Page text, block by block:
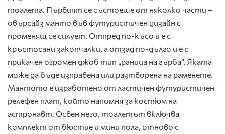
тоалета. Първият се състоеше от няколко части –
овърсайз манто във футуристичен дизайн с
променящ се силует. Отпред по-късо и е с
кръстосани закопчалки, а отзад по-дълго и е с
прикачен огромен джоб тип „раница на гърба“. Яката
може да бъде изправена или разтворена на раменете.
Мантото е изработено от ластичен футуристичен
релефен плат, който напомня за костюм на
астронавт. Освен него, тоалетът включва
комплект от бюстие и мини пола, отново с